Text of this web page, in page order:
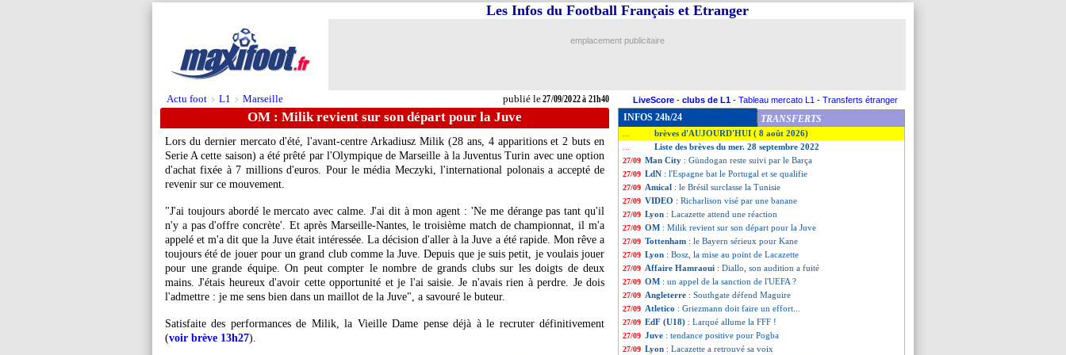
Actu foot > L1 > Marseille publié le27/09/2022 à 21h40
Les Infos du Football Français et Etranger
emplacement publicitaire
LiveScore - clubs de L1 - Tableau mercato L1 - Transferts étranger
OM : Milik revient sur son départ pour la Juve
Lors du dernier mercato d'été, l'avant-centre Arkadiusz Milik (28 ans, 4 apparitions et 2 buts en
Serie A cette saison) a été prêté par l'Olympique de Marseille à la Juventus Turin avec une option
d'achat fixée à 7 millions d'euros. Pour le média Meczyki, l'international polonais a accepté de
revenir sur ce mouvement.
"J'ai toujours abordé le mercato avec calme. J'ai dit à mon agent : 'Ne me dérange pas tant qu'il
n'y a pas d'offre concrète'. Et après Marseille-Nantes, le troisième match de championnat, il m'a
appelé et m'a dit que la Juve était intéressée. La décision d'aller à la Juve a été rapide. Mon rêve a
toujours été de jouer pour un grand club comme la Juve. Depuis que je suis petit, je voulais jouer
pour une grande équipe. On peut compter le nombre de grands clubs sur les doigts de deux
mains. J'étais heureux d'avoir cette opportunité et je l'ai saisie. Je n'avais rien à perdre. Je dois
l'admettre : je me sens bien dans un maillot de la Juve", a savouré le buteur.
Satisfaite des performances de Milik, la Vieille Dame pense déjà à le recruter définitivement
(voir brève 13h27).
INFOS 24h/24 TRANSFERTS
brèves d'AUJOURD'HUI ( 8 août 2026)
Liste des brèves du mer. 28 septembre 2022
27/09 Man City : Gündogan reste suivi par le Barça
27/09 LdN : l'Espagne bat le Portugal et se qualifie
27/09 Amical : le Brésil surclasse la Tunisie
27/09 VIDEO : Richarlison visé par une banane
27/09 Lyon : Lacazette attend une réaction
27/09 OM : Milik revient sur son départ pour la Juve
27/09 Tottenham : le Bayern sérieux pour Kane
27/09 Lyon : Bosz, la mise au point de Lacazette
27/09 Affaire Hamraoui : Diallo, son audition a fuité
27/09 OM : un appel de la sanction de l'UEFA ?
27/09 Angleterre : Southgate défend Maguire
27/09 Atletico : Griezmann doit faire un effort...
27/09 EdF (U18) : Larqué allume la FFF !
27/09 Juve : tendance positive pour Pogba
27/09 Lyon : Lacazette a retrouvé sa voix